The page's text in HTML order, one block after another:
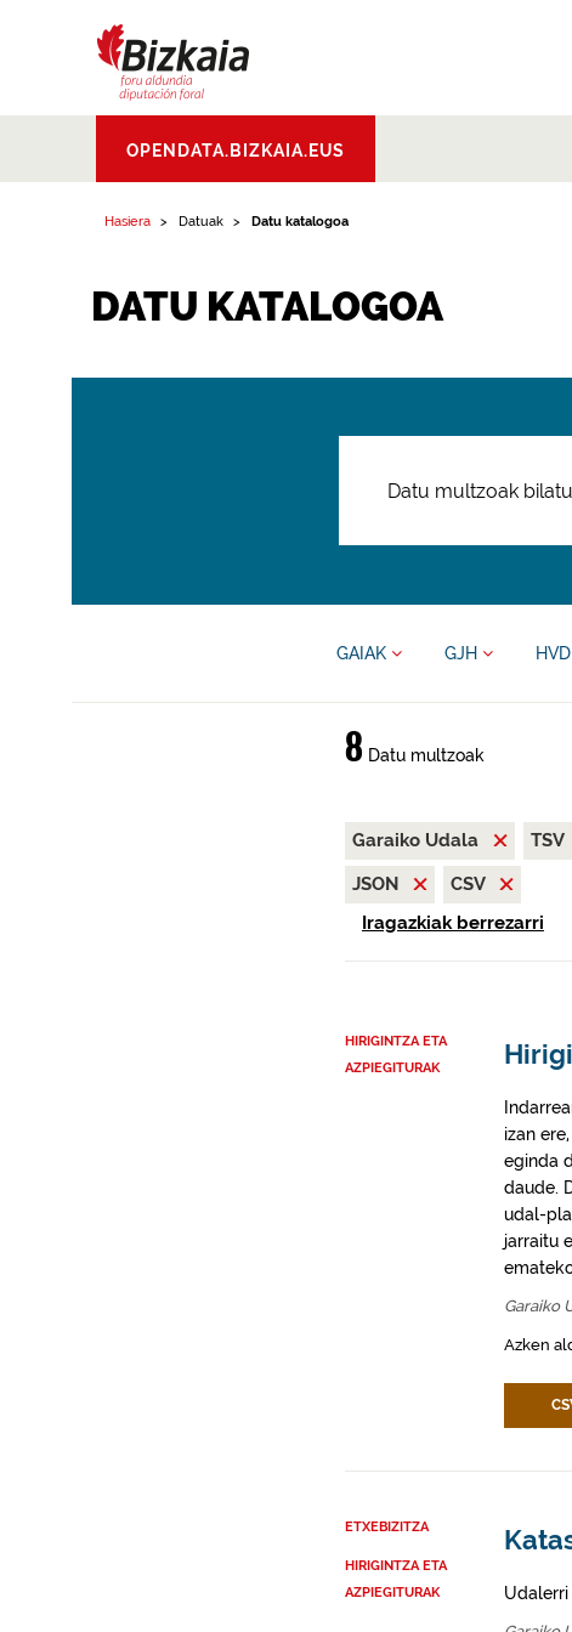
Aldundia.Diputacion
Foral de Bizkaia
OPENDATA.BIZKAIA.EUS
Hasiera Datuak Datu katalogoa
DATU KATALOGOA
GAIAK GJH HVD
8 Datu multzoak
Garaiko Udala TSV
JSON
CSV
Iragazkiak berrezarri
HIRIGINTZA ETA
AZPIEGITURAK
izan
eginda
daude.
udal-
jarraitu
Garaiko
Azken
ETXEBIZITZA
HIRIGINTZA ETA
AZPIEGITURAK